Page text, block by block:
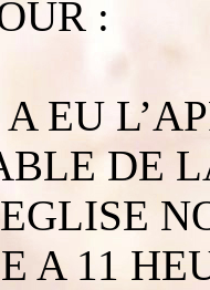
:
EU
DE
A 11